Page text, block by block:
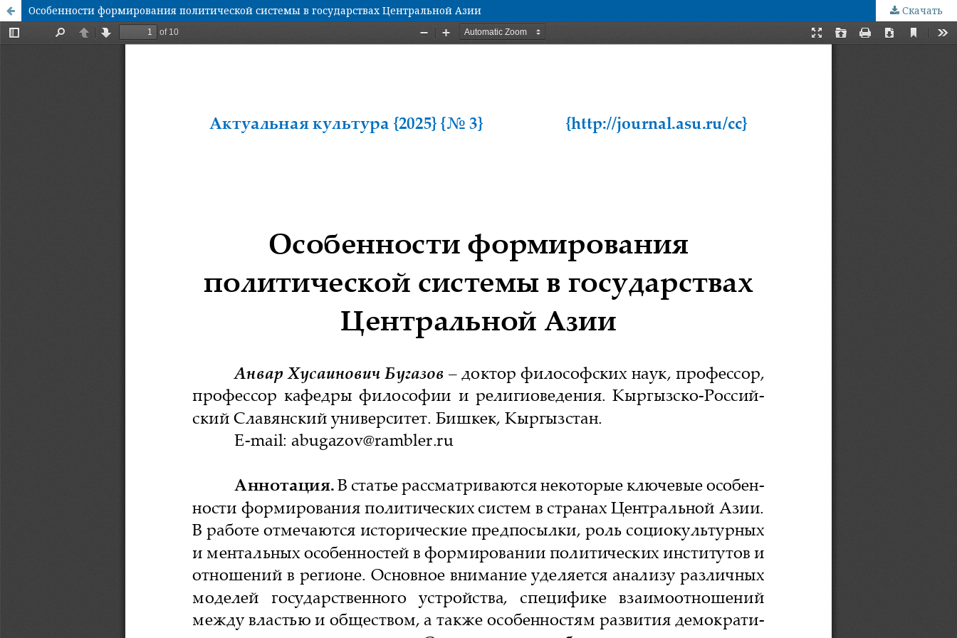
Особенности формирования политической системы в государствах Центральной Азии Скачать